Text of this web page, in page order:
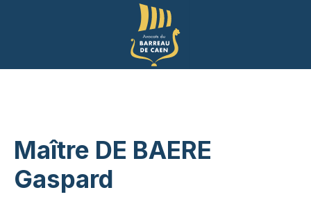
Maître DE BAERE
Gaspard
Panneau de gestion des cookies